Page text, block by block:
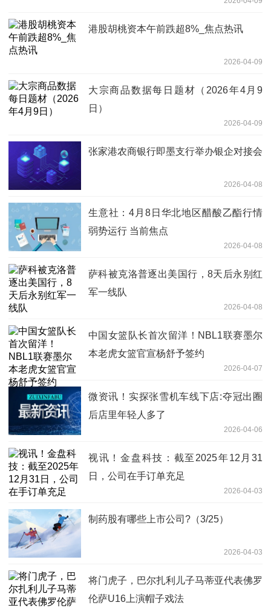
港股胡桃资本午前跌超8%_焦点热讯
2026-04-09
大宗商品数据每日题材（2026年4月9
日）​
2026-04-09
张家港农商银行即墨支行举办银企对接会
2026-04-08
生意社：4月8日华北地区醋酸乙酯行情
弱势运行 当前焦点
2026-04-08
萨科被克洛普逐出美国行，8天后永别红
军一线队
2026-04-08
中国女篮队长首次留洋！NBL1联赛墨尔
本老虎女篮官宣杨舒予签约
2026-04-07
微资讯！实探张雪机车线下店:夺冠出圈
后店里年轻人多了
2026-04-06
视讯！金盘科技：截至2025年12月31
日，公司在手订单充足
2026-04-03
制药股有哪些上市公司?（3/25）
2026-04-03
将门虎子，巴尔扎利儿子马蒂亚代表佛罗
伦萨U16上演帽子戏法